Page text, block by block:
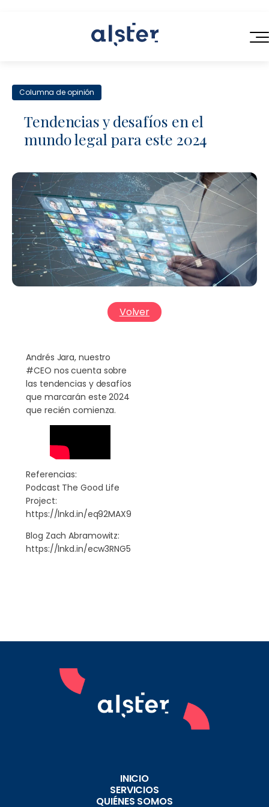
Servicios Legales de Próxima Generación
Contratación Eficiente
Talento Legal Flexible
QUIÉNES SOMOS
CONTACTO
Columna de opinión
Tendencias y desafíos en el
mundo legal para este 2024
Volver
Andrés Jara, nuestro
#CEO nos cuenta sobre
las tendencias y desafíos
que marcarán este 2024
que recién comienza.
Referencias:
Podcast The Good Life
Project:
https://lnkd.in/eq92MAX9
Blog Zach Abramowitz:
https://lnkd.in/ecw3RNG5
INICIO
SERVICIOS
QUIÉNES SOMOS